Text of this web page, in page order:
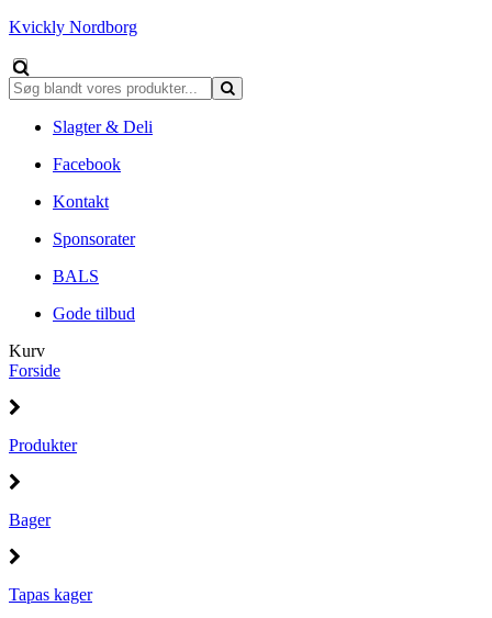
Kvickly Nordborg
Slagter & Deli
Facebook
Kontakt
Sponsorater
BALS
Gode tilbud
Kurv
Forside
Produkter
Bager
Tapas kager